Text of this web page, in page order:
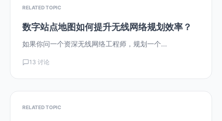
RELATED TOPIC
数字站点地图如何提升无线网络规划效率？
如果你问一个资深无线网络工程师，规划一个...
13 讨论
RELATED TOPIC